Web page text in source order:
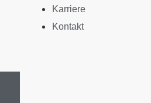
Karriere
Kontakt